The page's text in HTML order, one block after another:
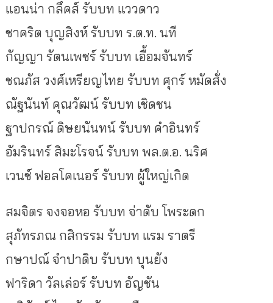
แอนน่า กลึคส์ รับบท แววดาว
ชาคริต บุญสิงห์ รับบท ร.ต.ท. นที
กัญญา รัตนเพชร์ รับบท เอื้อมจันทร์
ชณภัส วงศ์เหรียญไทย รับบท ศุกร์ หมัดสั่ง
ณัฐนันท์ คุณวัฒน์ รับบท เชิดชน
ฐาปกรณ์ ดิษยนันทน์ รับบท คำอินทร์
อัมรินทร์ สิมะโรจน์ รับบท พล.ต.อ. นริศ
เวนช์ ฟอลโคเนอร์ รับบท ผู้ใหญ่เกิด
สมจิตร จงจอหอ รับบท จ่าดับ โพระดก
สุภัทรภณ กสิกรรม รับบท แรม ราตรี
กษาปณ์ จำปาดิบ รับบท บุนยัง
ฟาริดา วัลเล่อร์ รับบท อัญชัน